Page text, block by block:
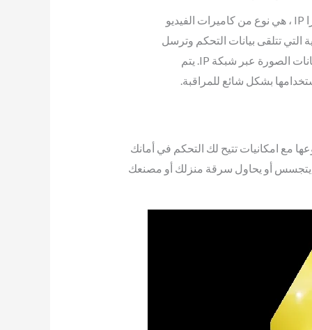
كاميرا IP ، هي نوع من كاميرات الفيديو
التي تتلقى بيانات التحكم وترسل
بيانات الصورة عبر شبكة IP. يتم
بشكل شائع للمراقبة.
مع امكانيات تتيح لك التحكم في أمانك
يتجسس أو يحاول سرقة منزلك أو مصنعك